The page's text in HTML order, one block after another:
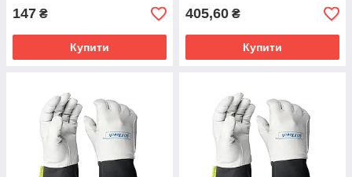
147 ₴
Купити
405,60 ₴
Купити